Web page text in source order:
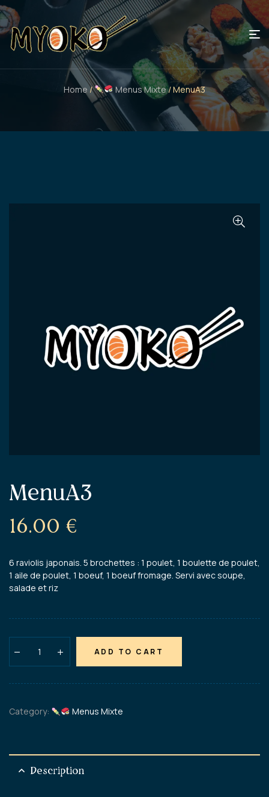
Home / Menus Mixte/ MenuA3
MenuA3
16.00 €
6 raviolis japonais. 5 brochettes : 1 poulet, 1 boulette de poulet,
1 aile de poulet, 1 boeuf, 1 boeuf fromage. Servi avec soupe,
salade et riz
ADD TO CART
Category: Menus Mixte
Description